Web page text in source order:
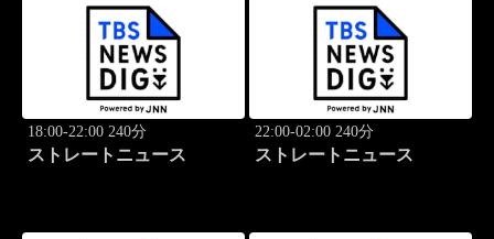
18:00-22:00 240分
ストレートニュース
22:00-02:00 240分
ストレートニュース